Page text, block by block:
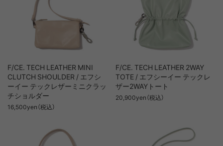
F/CE. TECH LEATHER MINI
CLUTCH SHOULDER / エフシ
ーイー テックレザーミニクラッ
チショルダー
16,500yen（税込）
F/CE. TECH LEATHER 2WAY
TOTE / エフシーイー テックレ
ザー2WAYトート
20,900yen（税込）